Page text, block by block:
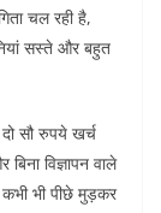
चल रही है,
सस्ते और बहुत
सौ रुपये खर्च
विज्ञापन वाले
भी पीछे मुड़कर